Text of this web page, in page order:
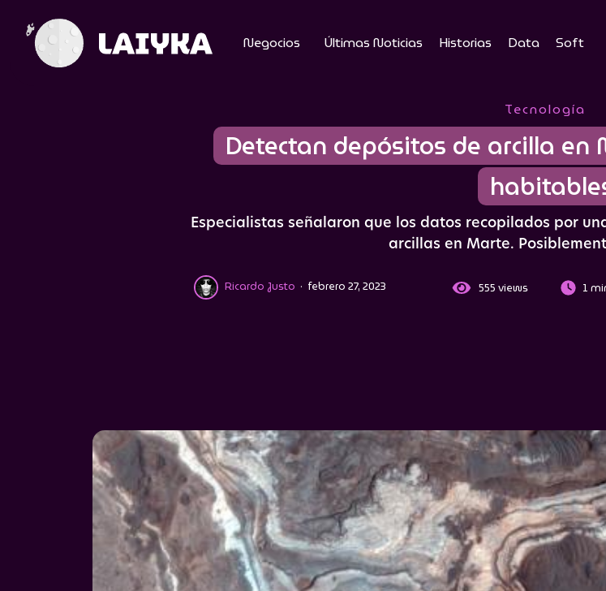
Negocios Últimas Noticias Historias Data Soft
Tecnología
Detectan depósitos de arcilla
Especialistas señalaron que los datos recopilados por
arcillas en Marte.
Ricardo Justo · febrero 27, 2023 555views 1